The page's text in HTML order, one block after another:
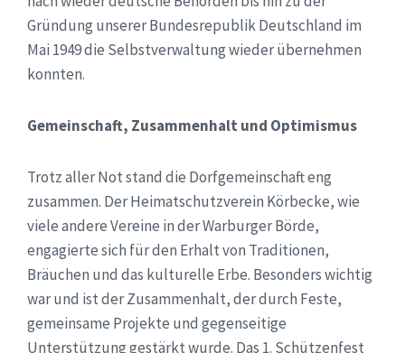
Gründung unserer Bundesrepublik Deutschland im
Mai 1949 die Selbstverwaltung wieder übernehmen
konnten.
Gemeinschaft, Zusammenhalt und Optimismus
Trotz aller Not stand die Dorfgemeinschaft eng
zusammen. Der Heimatschutzverein Körbecke, wie
viele andere Vereine in der Warburger Börde,
engagierte sich für den Erhalt von Traditionen,
Bräuchen und das kulturelle Erbe. Besonders wichtig
war und ist der Zusammenhalt, der durch Feste,
gemeinsame Projekte und gegenseitige
Unterstützung gestärkt wurde. Das 1. Schützenfest